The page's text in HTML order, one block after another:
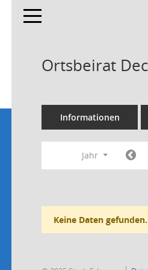
Toggle navigation
Ortsbeirat
Informationen
Jahr
Keine Daten gefunden.